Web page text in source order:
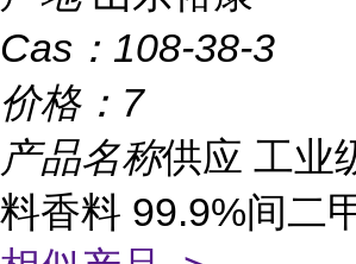
Cas： 108-38-3
价格： 7
产品名称供应 工业
料香料 99.9%间二